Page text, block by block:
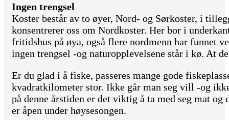
Ingen trengsel
Koster består av to øyer, Nord- og Sørkoster, i
konsentrerer oss om Nordkoster. Her bor i
fritidshus på øya, også flere nordmenn har funnet
ingen trengsel -og naturopplevelsene står i kø. At
Er du glad i å fiske, passeres mange gode
kvadratkilometer stor. Ikke går man seg vill -og
på denne årstiden er det viktig å ta med seg mat
er åpen under høysesongen.